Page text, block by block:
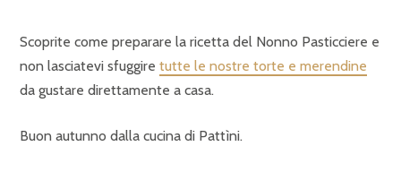
Scoprite come preparare la ricetta del Nonno Pasticciere e
non lasciatevi sfuggire tutte le nostre torte e merendine
da gustare direttamente a casa.
Buon autunno dalla cucina di Pattìni.